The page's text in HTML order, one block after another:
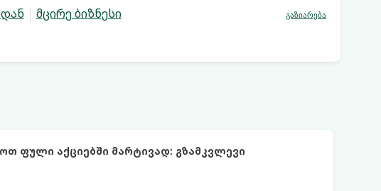
მცირე ბიზნესი გაზიარება
ფული აქციებში მარტივად: გზამკვლევი